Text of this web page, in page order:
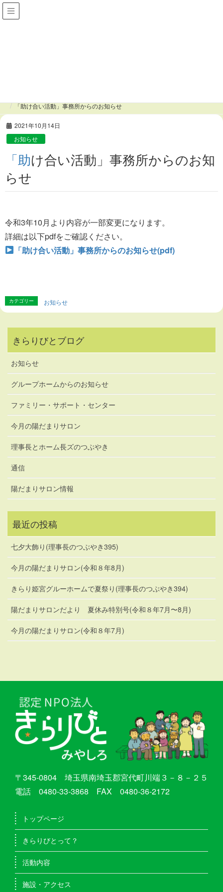
「助け合い活動」事務所からのお知らせ
2021年10月14日
お知らせ
「助け合い活動」事務所からのお知
らせ
令和3年10月より内容が一部変更になります。
詳細は以下pdfをご確認ください。
「助け合い活動」事務所からのお知らせ(pdf)
カテゴリー お知らせ
きらりびとブログ
お知らせ
グループホームからのお知らせ
ファミリー・サポート・センター
今月の陽だまりサロン
理事長とホーム長ズのつぶやき
通信
陽だまりサロン情報
最近の投稿
七夕大飾り(理事長のつぶやき395)
今月の陽だまりサロン(令和８年8月)
きらり姫宮グルーホームで夏祭り(理事長のつぶやき394)
陽だまりサロンだより 夏休み特別号(令和８年7月〜8月)
今月の陽だまりサロン(令和８年7月)
〒345-0804 埼玉県南埼玉郡宮代町川端３－８－２５
電話 0480-33-3868 FAX 0480-36-2172
トップページ
きらりびとって？
活動内容
施設・アクセス